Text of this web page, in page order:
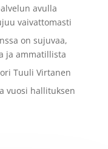
avulla
vaivattomasti
on sujuvaa,
ja ammatillista
Tuuli Virtanen
vuosi hallituksen